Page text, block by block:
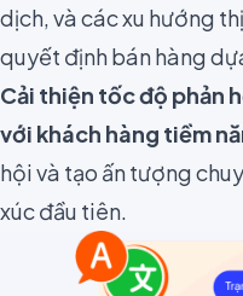
dịch, và các xu hướng
quyết định bán hàng
Cải thiện tốc độ phản
với khách hàng tiềm
hội và tạo ấn tượng
xúc đầu tiên.